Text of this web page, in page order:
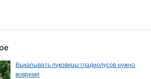
Выкапывать луковицы гладиолусов нужно
вовремя